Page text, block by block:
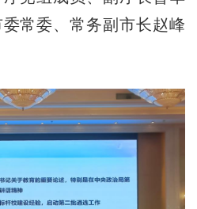
常委、常务副市长赵峰